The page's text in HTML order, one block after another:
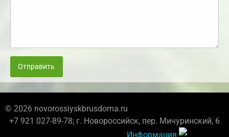
Отправить
© 2026 novorossiyskbrusdoma.ru
+7 921 027-89-78; г. Новороссийск, пер. Мичуринский, 6
Информация